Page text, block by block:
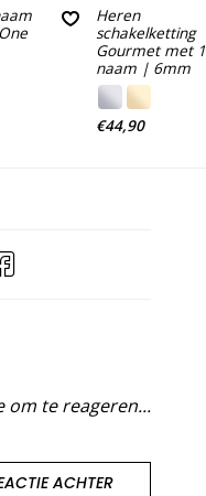
Heren
schakelketting
Gourmet met 1
naam | 6mm
€44,90
om te reageren...
ACHTER